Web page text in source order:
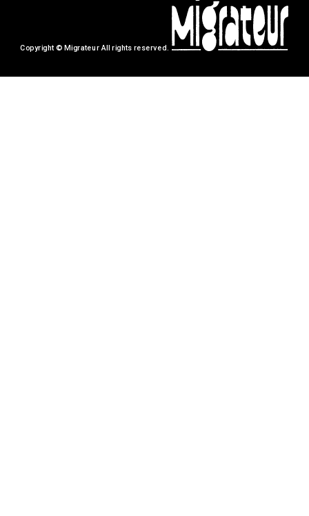
Copyright © Migrateur All rights reserved.